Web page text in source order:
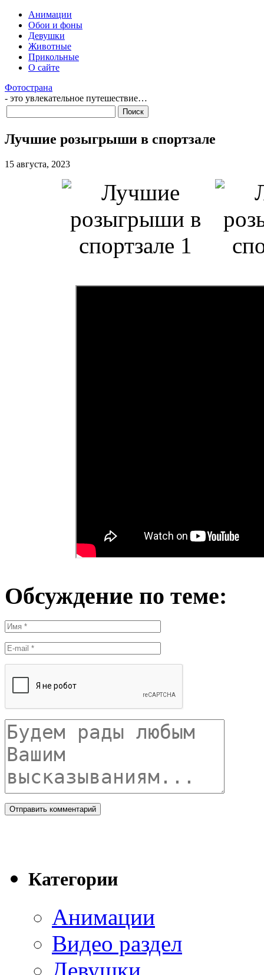
Анимации
Обои и фоны
Девушки
Животные
Прикольные
О сайте
Фотострана
- это увлекательное путешествие…
Лучшие розыгрыши в спортзале
15 августа, 2023
Обсуждение по теме:
Категории
Анимации
Видео раздел
Девушки